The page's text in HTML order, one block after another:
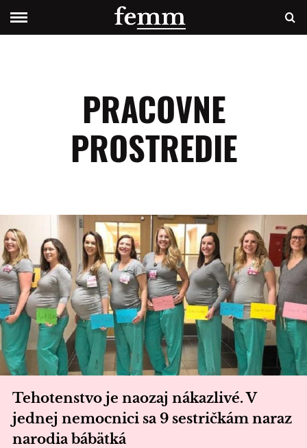
PRACOVNE
PROSTREDIE
Tehotenstvo je naozaj nákazlivé. V
jednej nemocnici sa 9 sestričkám naraz
narodia bábätká